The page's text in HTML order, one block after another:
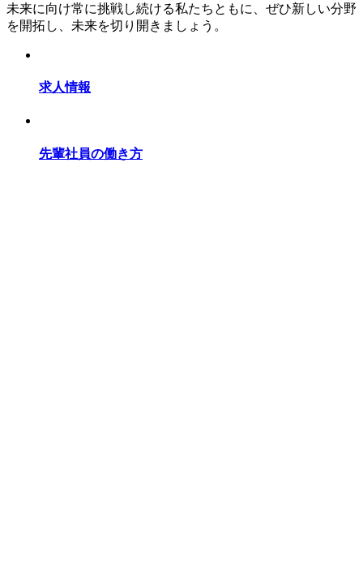
未来に向け常に挑戦し続ける私たちともに、ぜひ新しい分野
を開拓し、未来を切り開きましょう。
求人情報
先輩社員の働き方